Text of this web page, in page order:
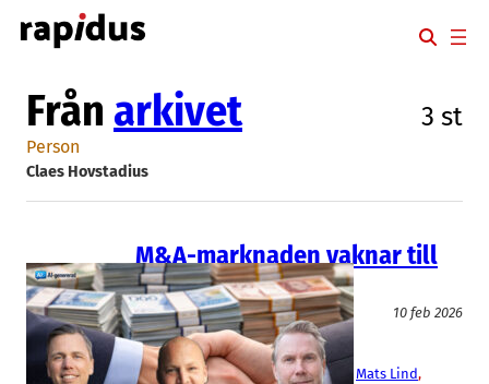
Hoppa
till
Från arkivet 3 st
Person
Claes Hovstadius
M&A-marknaden vaknar till
liv
Finans/Riskkapital
10 feb 2026
Neqtar, Polynom Invest, Svensk
Företagsförmedling, Weibull M&A
Bryan Gallagan, Claes Hovstadius Mats Lind